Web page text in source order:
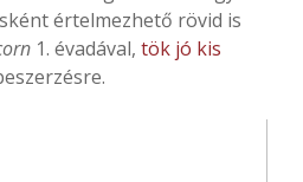
értelmezhető rövid is
1. évadával, tök jó kis